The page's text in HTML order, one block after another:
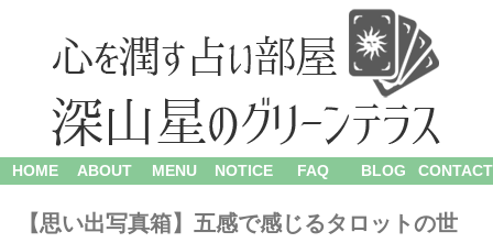
HOME ABOUT MENU NOTICE FAQ BLOG CONTACT
【思い出写真箱】五感で感じるタロットの世